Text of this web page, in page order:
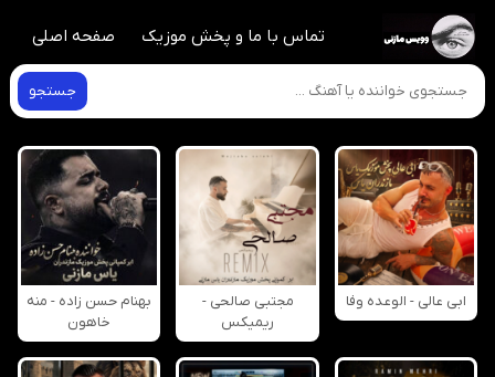
تماس با ما و پخش موزیک صفحه اصلی
جستجو
ابی عالی - الوعده وفا
مجتبی صالحی -
ریمیکس
بهنام حسن زاده - منه
خاهون